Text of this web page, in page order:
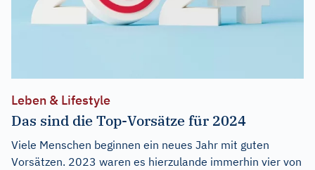
Leben & Lifestyle
Das sind die Top-Vorsätze für 2024
Viele Menschen beginnen ein neues Jahr mit guten
Vorsätzen. 2023 waren es hierzulande immerhin vier von